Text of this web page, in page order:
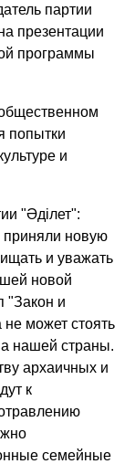
партии
презентации
программы
попытки
и
"Әділет":
приняли новую
и уважать
новой
"Закон и
не может стоять
нашей страны.
архаичных и
к
семейные